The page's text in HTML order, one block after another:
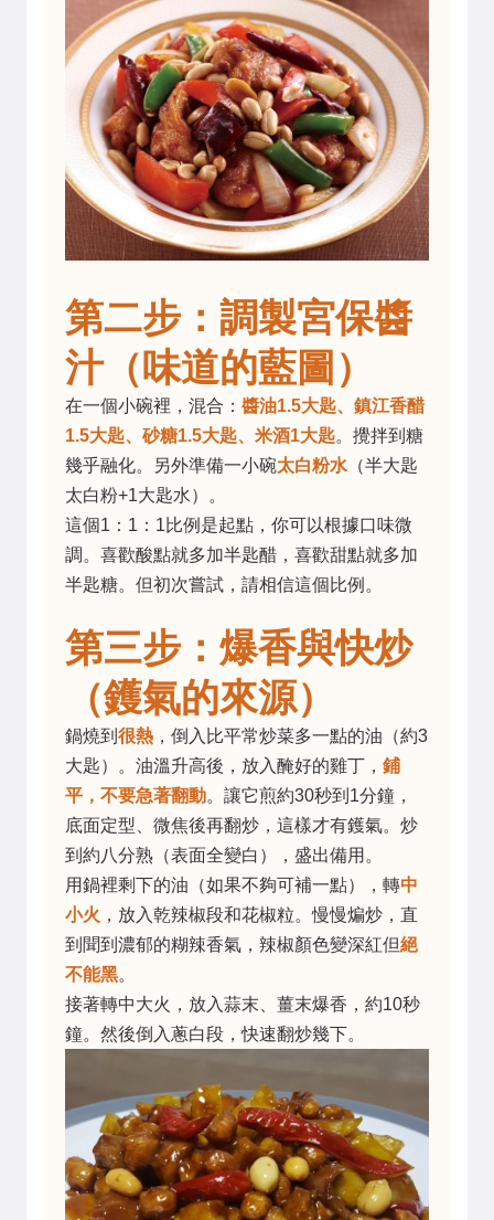
第二步：調製宮保醬
汁（味道的藍圖）
在一個小碗裡，混合： 醬油1.5大匙、鎮江香醋
1.5大匙、砂糖1.5大匙、米酒1大匙。攪拌到糖
幾乎融化。另外準備一小碗太白粉水 （半大匙
太白粉+1大匙水）。
這個1：1：1比例是起點，你可以根據口味微
調。喜歡酸點就多加半匙醋，喜歡甜點就多加
半匙糖。但初次嘗試，請相信這個比例。
第三步：爆香與快炒
（鑊氣的來源）
鍋燒到 很熱 ，倒入比平常炒菜多一點的油（約3
大匙）。油溫升高後，放入醃好的雞丁， 鋪
平，不要急著翻動。讓它煎約30秒到1分鐘，
底面定型、微焦後再翻炒，這樣才有鑊氣。炒
到約八分熟（表面全變白），盛出備用。
用鍋裡剩下的油（如果不夠可補一點），轉中
小火 ，放入乾辣椒段和花椒粒。慢慢煸炒，直
到聞到濃郁的糊辣香氣，辣椒顏色變深紅但絕
不能黑。
接著轉中大火，放入蒜末、薑末爆香，約10秒
鐘。然後倒入蔥白段，快速翻炒幾下。